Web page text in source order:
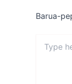
Barua-
here..